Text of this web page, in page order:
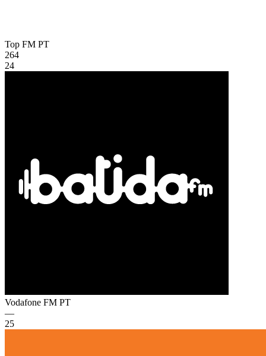
Top FM PT
264
24
Vodafone FM PT
—
25